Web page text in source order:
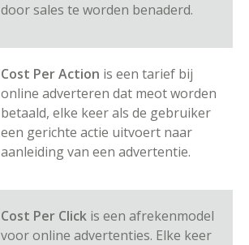
door sales te worden benaderd.
Cost Per Action is een tarief bij
online adverteren dat meot worden
betaald, elke keer als de gebruiker
een gerichte actie uitvoert naar
aanleiding van een advertentie.
Cost Per Click is een afrekenmodel
voor online advertenties. Elke keer